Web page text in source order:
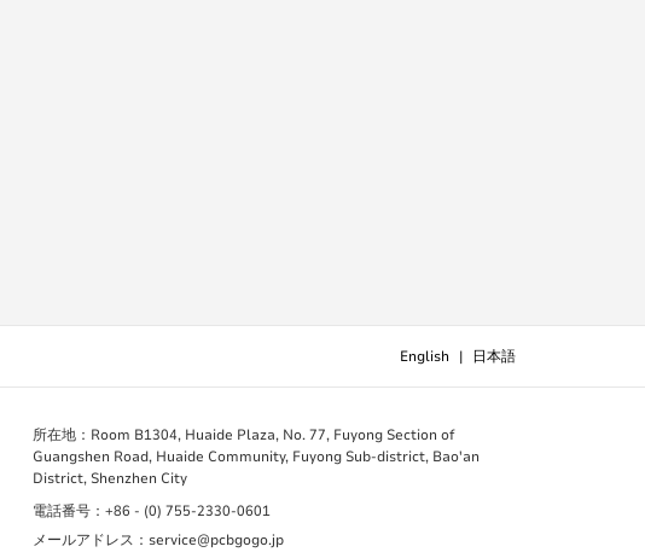
English | 日本語
所在地：Room B1304, Huaide Plaza, No. 77, Fuyong Section of
Guangshen Road, Huaide Community, Fuyong Sub-district, Bao'an
District, Shenzhen City
電話番号：+86 - (0) 755-2330-0601
メールアドレス：service@pcbgogo.jp